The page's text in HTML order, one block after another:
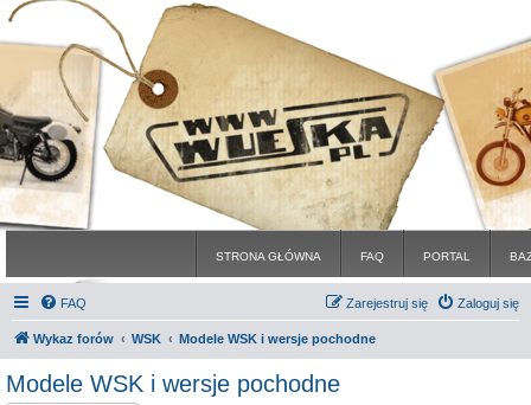
STRONA GŁÓWNA FAQ PORTAL
FAQ Zaloguj się
Zarejestruj się
Wykaz forów WSK Modele WSK i wersje pochodne
Modele WSK i wersje pochodne